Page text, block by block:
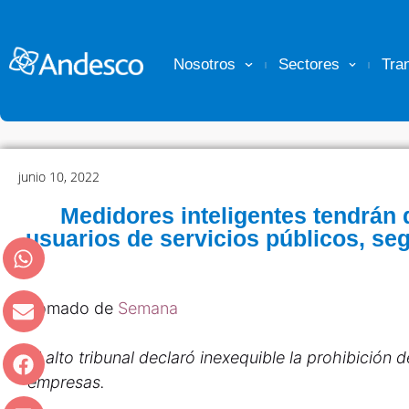
Nosotros Sectores
junio 10, 2022
Medidores inteligentes tendrán
usuarios de servicios públicos,
Tomado de Semana
El alto tribunal declaró inexequible la prohibición
empresas.